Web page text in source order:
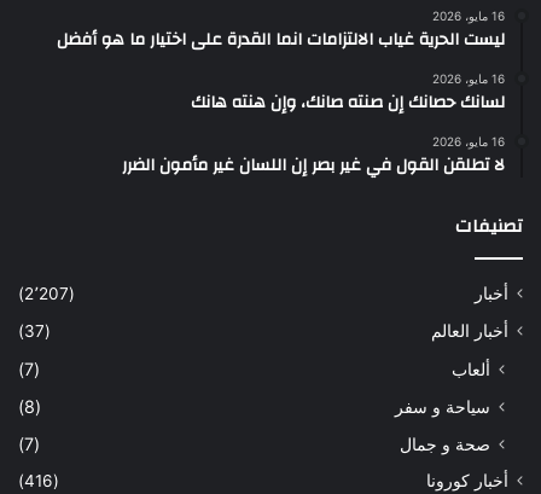
16 مايو، 2026
ليست الحرية غياب الالتزامات انما القدرة على اختيار ما هو أفضل
16 مايو، 2026
لسانك حصانك إن صنته صانك، وإن هنته هانك
16 مايو، 2026
لا تطلقن القول في غير بصر إن اللسان غير مأمون الضرر
تصنيفات
أخبار
(2٬207)
أخبار العالم
(37)
ألعاب
(7)
سياحة و سفر
(8)
صحة و جمال
(7)
أخبار كورونا
(416)